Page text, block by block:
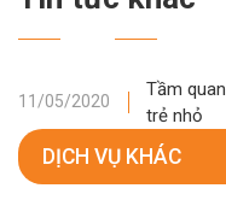
11/05/2020
Tầm
trẻ nhỏ
DỊCH VỤ KHÁC